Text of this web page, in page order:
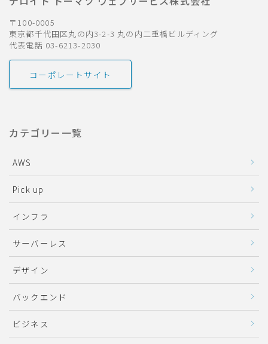
〒100-0005
東京都千代田区丸の内3-2-3 丸の内二重橋ビルディング
代表電話 03-6213-2030
コーポレートサイト
カテゴリー一覧
AWS
Pick up
インフラ
サーバーレス
デザイン
バックエンド
ビジネス